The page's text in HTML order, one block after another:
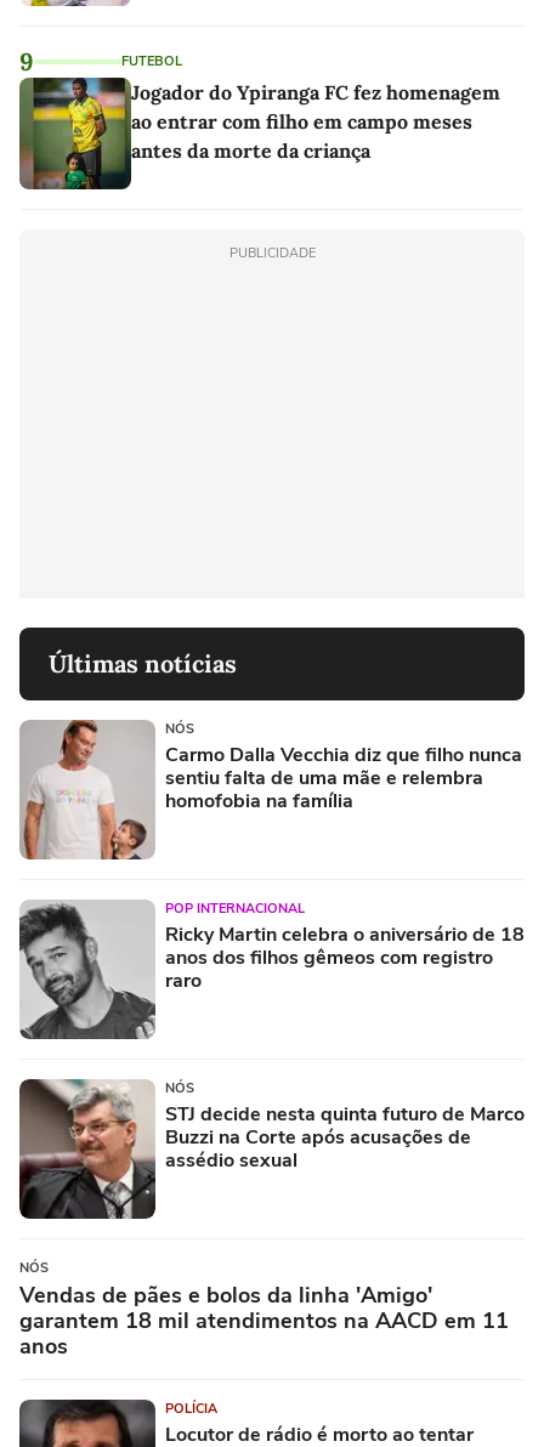
9 FUTEBOL
Jogador do Ypiranga FC fez homenagem
ao entrar com filho em campo meses
antes da morte da criança
PUBLICIDADE
Últimas notícias
NÓS
Carmo Dalla Vecchia diz que filho nunca
sentiu falta de uma mãe e relembra
homofobia na família
POP INTERNACIONAL
Ricky Martin celebra o aniversário de 18
anos dos filhos gêmeos com registro
raro
NÓS
STJ decide nesta quinta futuro de Marco
Buzzi na Corte após acusações de
assédio sexual
NÓS
Vendas de pães e bolos da linha 'Amigo'
garantem 18 mil atendimentos na AACD em 11
anos
POLÍCIA
Locutor de rádio é morto ao tentar